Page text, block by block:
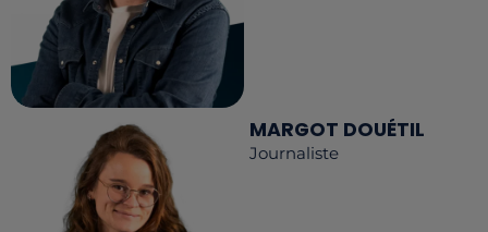
MARGOT DOUÉTIL
Journaliste